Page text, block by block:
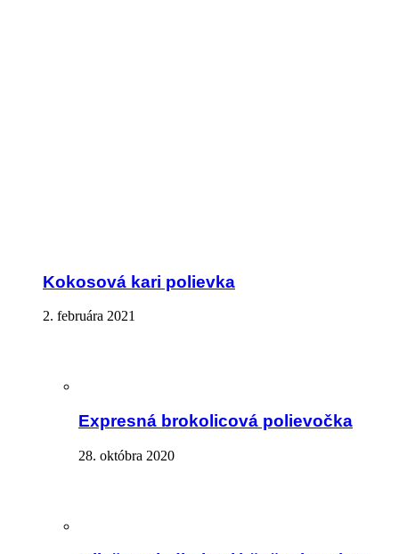
Kokosová kari polievka
2. februára 2021
Expresná brokolicová polievočka
28. októbra 2020